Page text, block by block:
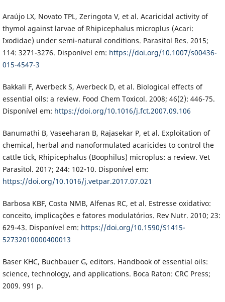
Araújo LX, Novato TPL, Zeringota V, et al. Acaricidal activity of
thymol against larvae of Rhipicephalus microplus (Acari:
Ixodidae) under semi-natural conditions. Parasitol Res. 2015;
114: 3271-3276. Disponível em: https://doi.org/10.1007/s00436-
015-4547-3
Bakkali F, Averbeck S, Averbeck D, et al. Biological effects of
essential oils: a review. Food Chem Toxicol. 2008; 46(2): 446-75.
Disponível em: https://doi.org/10.1016/j.fct.2007.09.106
Banumathi B, Vaseeharan B, Rajasekar P, et al. Exploitation of
chemical, herbal and nanoformulated acaricides to control the
cattle tick, Rhipicephalus (Boophilus) microplus: a review. Vet
Parasitol. 2017; 244: 102-10. Disponível em:
https://doi.org/10.1016/j.vetpar.2017.07.021
Barbosa KBF, Costa NMB, Alfenas RC, et al. Estresse oxidativo:
conceito, implicações e fatores modulatórios. Rev Nutr. 2010; 23:
629-43. Disponível em: https://doi.org/10.1590/S1415-
52732010000400013
Baser KHC, Buchbauer G, editors. Handbook of essential oils:
science, technology, and applications. Boca Raton: CRC Press;
2009. 991 p.